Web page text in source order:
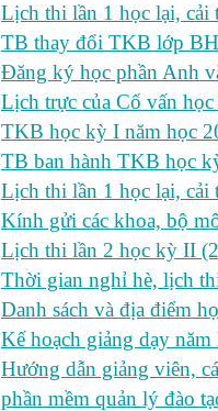
Lịch thi lần 1 học lại, cải
TB thay đổi TKB lớp
Đăng ký học phần Anh
Lịch trực của Cố vấn học
TKB học kỳ I năm học
TB ban hành TKB học
Lịch thi lần 1 học lại, cải
Kính gửi các khoa, bộ
Lịch thi lần 2 học kỳ II
Thời gian nghỉ hè, lịch
Danh sách và địa điểm
Kế hoạch giảng dạy
Hướng dẫn giảng viên,
phần mềm quản lý đào